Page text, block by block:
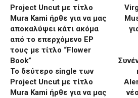
To δεύτερο single των
Project Uncut με τίτλο
Mura Kami ήρθε για να μας